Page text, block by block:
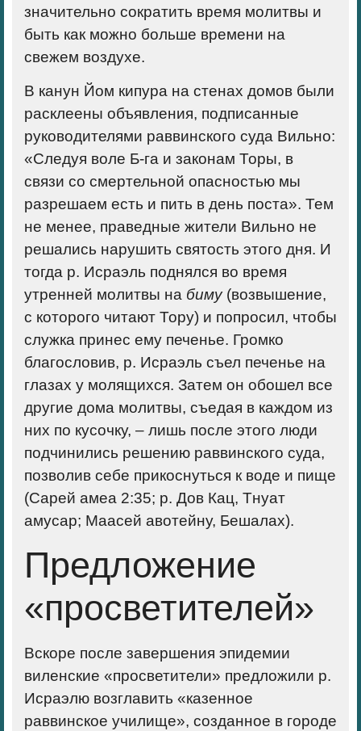
значительно сократить время молитвы и
быть как можно больше времени на
свежем воздухе.
В канун Йом кипура на стенах домов были
расклеены объявления, подписанные
руководителями раввинского суда Вильно:
«Следуя воле Б-га и законам Торы, в
связи со смертельной опасностью мы
разрешаем есть и пить в день поста». Тем
не менее, праведные жители Вильно не
решались нарушить святость этого дня. И
тогда р. Исраэль поднялся во время
утренней молитвы на биму(возвышение,
с которого читают Тору) и попросил, чтобы
служка принес ему печенье. Громко
благословив, р. Исраэль съел печенье на
глазах у молящихся. Затем он обошел все
другие дома молитвы, съедая в каждом из
них по кусочку, – лишь после этого люди
подчинились решению раввинского суда,
позволив себе прикоснуться к воде и пище
(Сарей амеа 2:35; р. Дов Кац, Тнуат
амусар; Маасей авотейну, Бешалах).
Предложение
«просветителей»
Вскоре после завершения эпидемии
виленские «просветители» предложили р.
Исраэлю возглавить «казенное
раввинское училище», созданное в городе